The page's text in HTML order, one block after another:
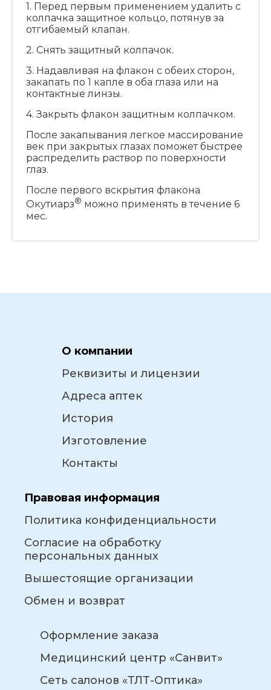
1. Перед первым применением удалить с
колпачка защитное кольцо, потянув за
отгибаемый клапан.
2. Снять защитный колпачок.
3. Надавливая на флакон с обеих сторон,
закапать по 1 капле в оба глаза или на
контактные линзы.
4. Закрыть флакон защитным колпачком.
После закапывания легкое массирование
век при закрытых глазах поможет быстрее
распределить раствор по поверхности
глаз.
После первого вскрытия флакона
Окутиарз® можно применять в течение 6
мес.
О компании
Реквизиты и лицензии
Адреса аптек
История
Изготовление
Контакты
Правовая информация
Политика конфиденциальности
Согласие на обработку
персональных данных
Вышестоящие организации
Обмен и возврат
Оформление заказа
Медицинский центр «Санвит»
Сеть салонов «ТЛТ-Оптика»